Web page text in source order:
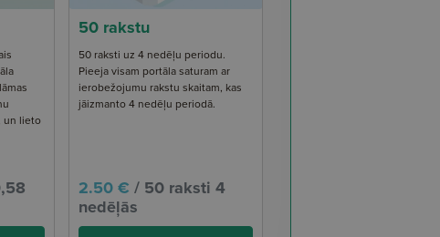
un lieto
50 rakstu
50 raksti uz 4 nedēļu periodu.
Pieeja visam portāla saturam ar
ierobežojumu rakstu skaitam, kas
jāizmanto 4 nedēļu periodā.
2.50 € / 50 raksti 4
nedēļās